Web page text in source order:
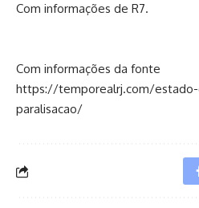
Com informações de R7.
Com informações da fonte
https://temporealrj.com/
paralisacao/